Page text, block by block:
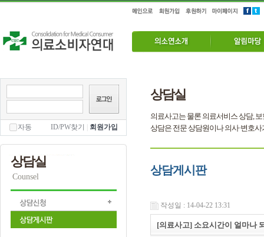
자동 ID/PW찾기 회원가입
상담실
Counsel
상담실
의료사고는 물론 의료서비스 상담,
상담은 전문 상담원이나 의사·변호
상담게시판
작성일 : 14-04-22 13:31
[의료사고] 소요시간이 얼마나